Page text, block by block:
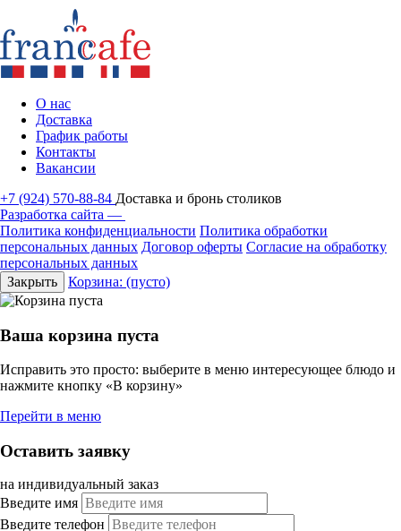
О нас
Доставка
График работы
Контакты
Вакансии
+7 (924) 570-88-84 Доставка и бронь столиков
Разработка сайта —
Политика конфиденциальности Политика обработки
персональных данных Договор оферты Согласие на обработку
персональных данных
Закрыть
Корзина: (пусто)
Ваша корзина пуста
Исправить это просто: выберите в меню интересующее блюдо и
нажмите кнопку «В корзину»
Перейти в меню
Оставить заявку
на индивидуальный заказ
Введите имя
Введите телефон